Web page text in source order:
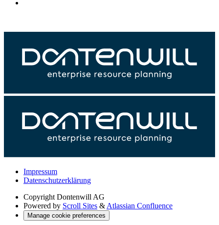
Impressum
Datenschutzerklärung
Copyright Dontenwill AG
Powered by Scroll Sites & Atlassian Confluence
Manage cookie preferences